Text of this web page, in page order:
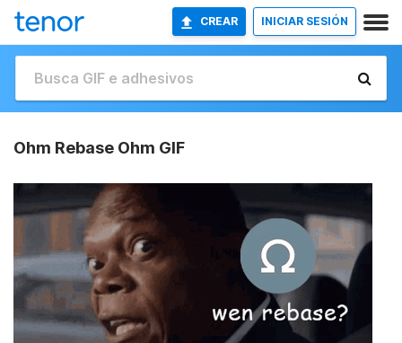
CREAR INICIAR SESIÓN
Ohm Rebase Ohm GIF